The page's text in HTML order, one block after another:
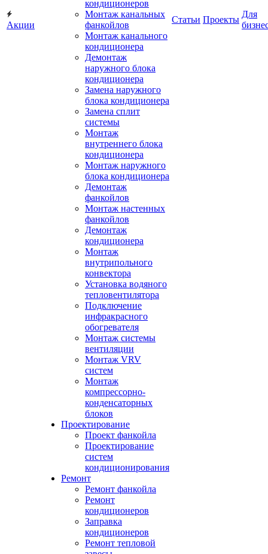
Акции
кондиционеров
Монтаж канальных
фанкойлов
Монтаж канального
кондиционера
Демонтаж
наружного блока
кондиционера
Замена наружного
блока кондиционера
Замена сплит
системы
Монтаж
внутреннего блока
кондиционера
Монтаж наружного
блока кондиционера
Демонтаж
фанкойлов
Монтаж настенных
фанкойлов
Демонтаж
кондиционера
Монтаж
внутрипольного
конвектора
Установка водяного
тепловентилятора
Подключение
инфракрасного
обогревателя
Монтаж системы
вентиляции
Монтаж VRV
систем
Монтаж
компрессорно-
конденсаторных
блоков
Проектирование
Проект фанкойла
Проектирование
систем
кондиционирования
Ремонт
Ремонт фанкойла
Ремонт
кондиционеров
Заправка
кондиционеров
Ремонт тепловой
Статьи Проекты
Для